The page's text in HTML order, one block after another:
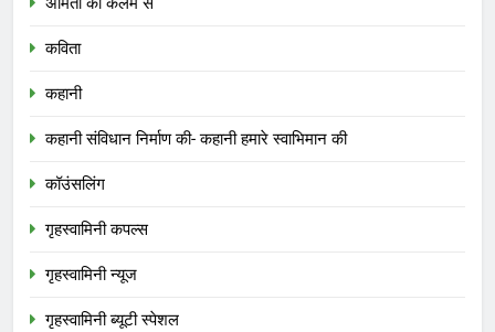
कविता
कहानी
कहानी संविधान निर्माण की- कहानी हमारे स्वाभिमान की
कॉउंसलिंग
गृहस्वामिनी कपल्स
गृहस्वामिनी न्यूज
गृहस्वामिनी ब्यूटी स्पेशल